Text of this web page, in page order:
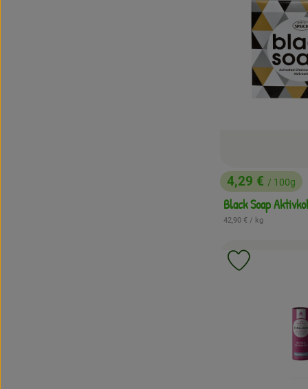
, Preis:
4,29 € / 100g
Black Soap
, Referenzpreis:
42,90 € / kg
Produkt